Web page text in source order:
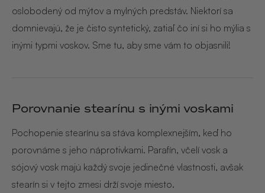
oslobodený od mýtov a mylných predstáv. Niektorí sa
domnievajú, že je čisto syntetický, zatiaľ čo iní si ho mýlia s
inými typmi voskov. Sme tu, aby sme vám to objasnili!
Porovnanie stearínu s inými voskami
Pochopenie stearínu sa stáva komplexnejším, keď ho
porovnáme s jeho náprotivkami. Parafín, včelí vosk a
sójový vosk majú každý svoje jedinečné vlastnosti, avšak
stearín si v tejto zmesi drží svoje miesto.